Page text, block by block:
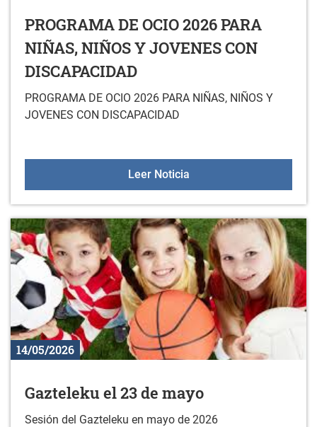
PROGRAMA DE OCIO 2026 PARA
NIÑAS, NIÑOS Y JOVENES CON
DISCAPACIDAD
PROGRAMA DE OCIO 2026 PARA NIÑAS, NIÑOS Y
JOVENES CON DISCAPACIDAD
Leer NoticiaPROGRAMA DE OCIO
14/05/2026
Gazteleku el 23 de mayo
Sesión del Gazteleku en mayo de 2026